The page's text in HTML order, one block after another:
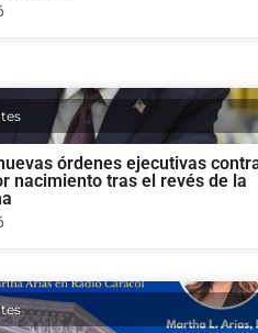
órdenes ejecutivas
nacimiento tras el revés de la